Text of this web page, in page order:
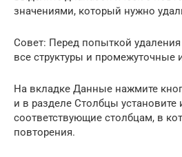
значениями, который нужно
Совет: Перед попыткой
все структуры и промежуточные
На вкладке Данные нажмите
и в разделе Столбцы
соответствующие столбцам, в
повторения.